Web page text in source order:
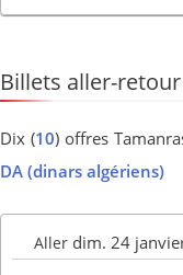
Billets aller-
Dix (10) offres
DA (dinars algériens)
Aller dim. 24